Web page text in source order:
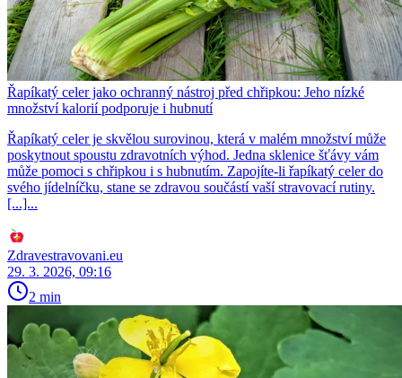
Řapíkatý celer jako ochranný nástroj před chřipkou: Jeho nízké
množství kalorií podporuje i hubnutí
Řapíkatý celer je skvělou surovinou, která v malém množství může
poskytnout spoustu zdravotních výhod. Jedna sklenice šťávy vám
může pomoci s chřipkou i s hubnutím. Zapojíte-li řapíkatý celer do
svého jídelníčku, stane se zdravou součástí vaší stravovací rutiny.
[...]...
Zdravestravovani.eu
29. 3. 2026, 09:16
2 min